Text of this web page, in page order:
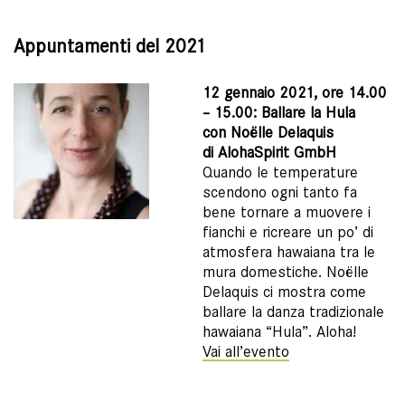
Appuntamenti del 2021
12 gennaio 2021, ore 14.00
– 15.00: Ballare la Hula
con Noëlle Delaquis
di AlohaSpirit GmbH
Quando le temperature
scendono ogni tanto fa
bene tornare a muovere i
fianchi e ricreare un po’ di
atmosfera hawaiana tra le
mura domestiche. Noëlle
Delaquis ci mostra come
ballare la danza tradizionale
hawaiana “Hula”. Aloha!
Vai all’evento